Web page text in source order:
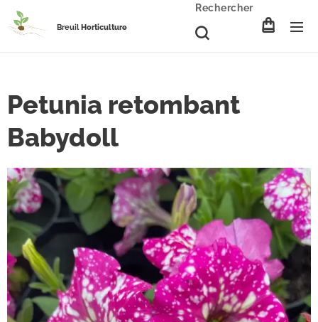
BreuilHorticulture
Rechercher
Petunia retombant
Babydoll